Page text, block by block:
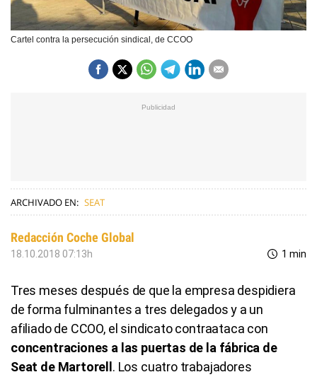
Cartel contra la persecución sindical, de CCOO
ARCHIVADO EN: SEAT
Redacción Coche Global
18.10.2018 07:13h 1 min
Tres meses después de que la empresa despidiera
de forma fulminantes a tres delegados y a un
afiliado de CCOO, el sindicato contraataca con
concentraciones a las puertas de la fábrica de
Seat de Martorell. Los cuatro trabajadores